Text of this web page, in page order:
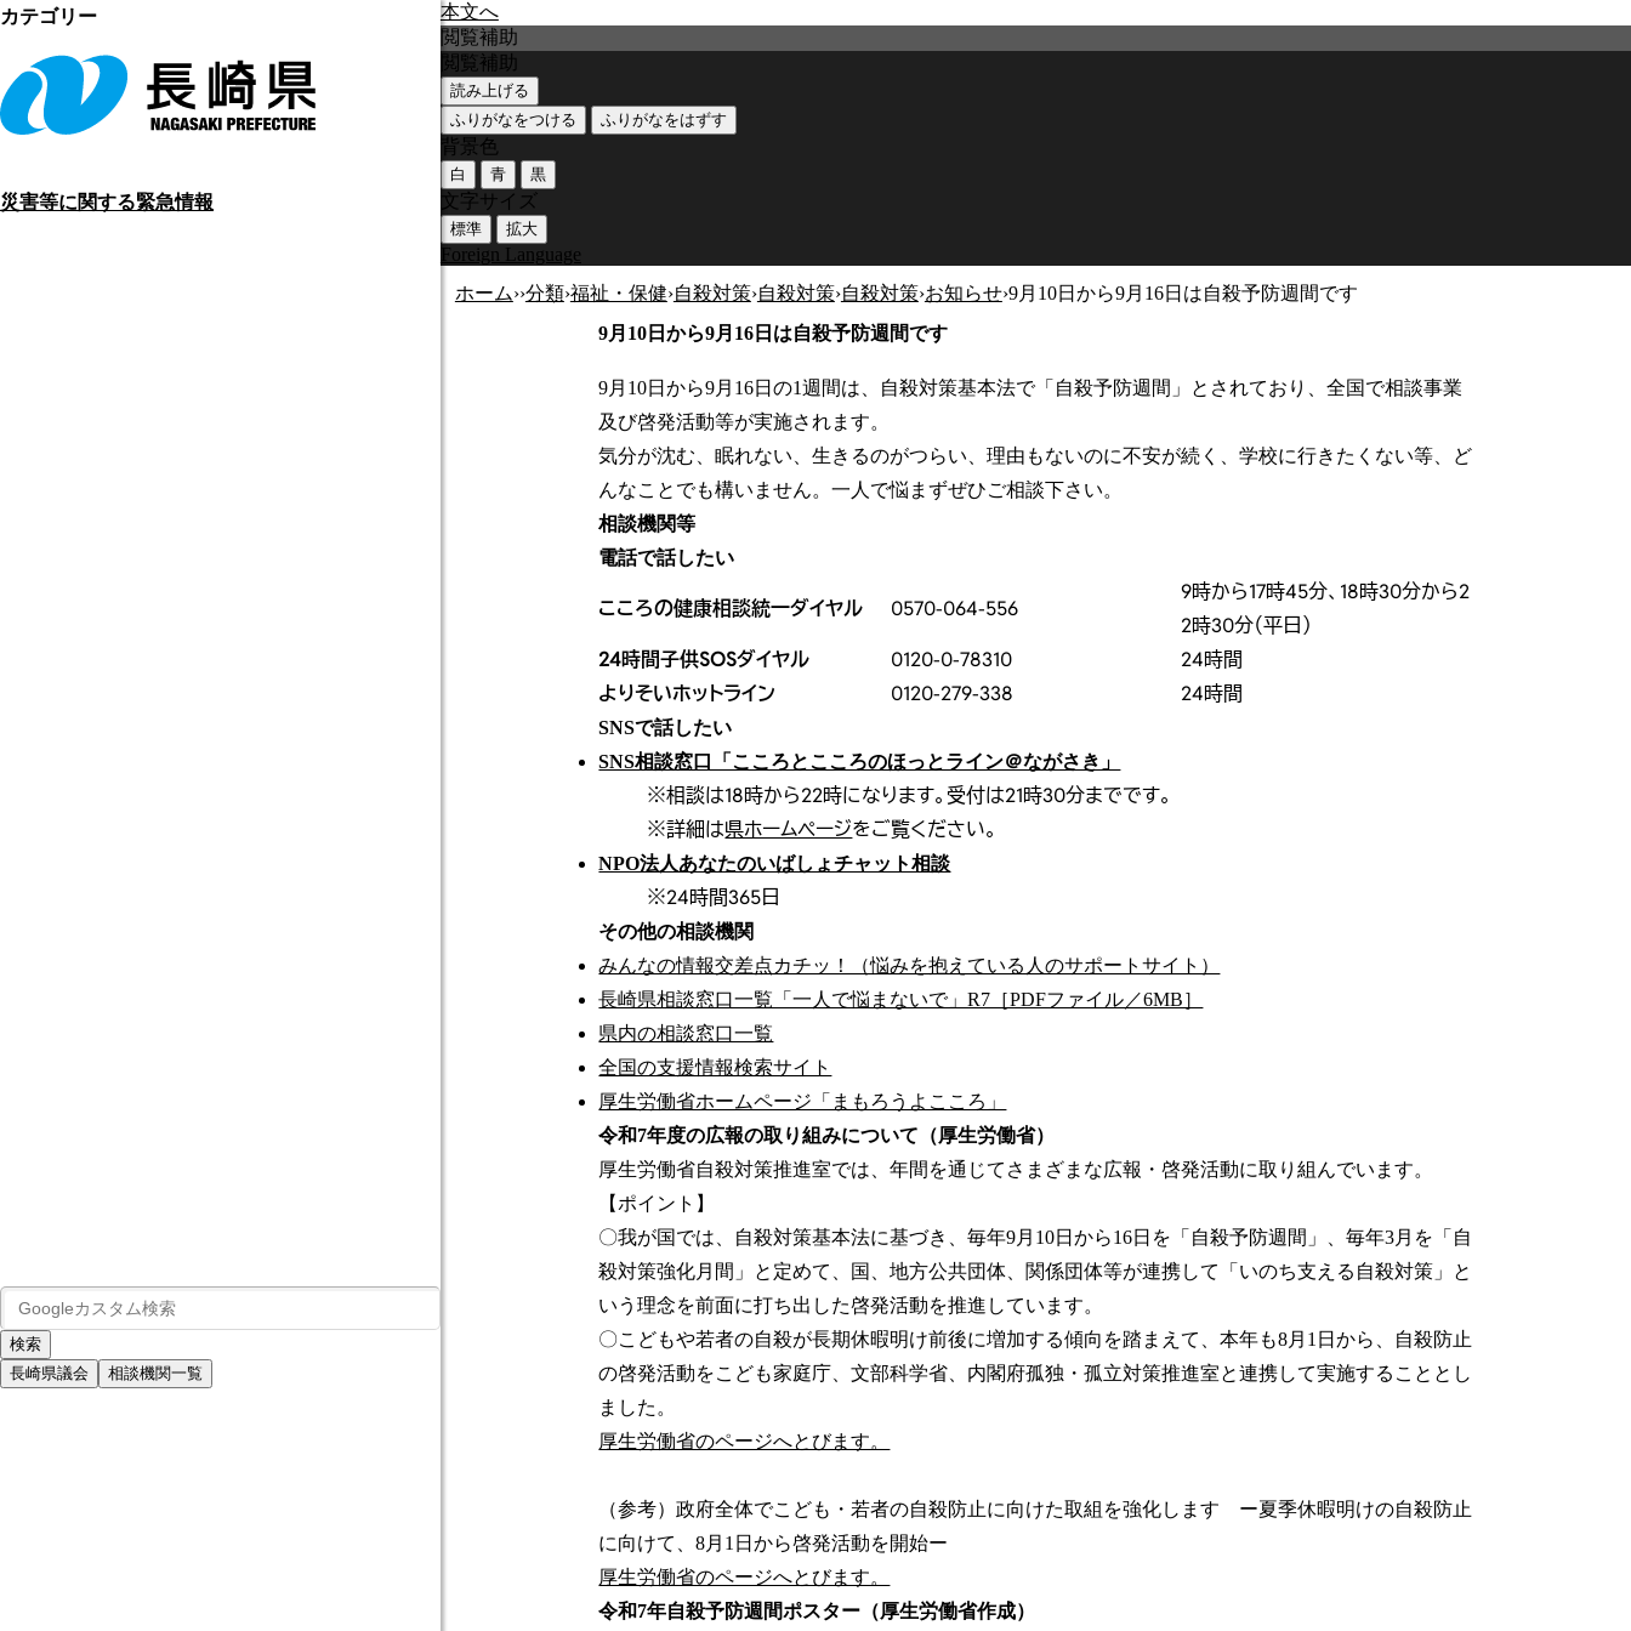
本文へ
災害等に関する緊急情報
長崎県議会 相談機関一覧
閲覧補助
閲覧補助
読み上げる
ふりがなをつける
ふりがなをはずす
背景色
白 青 黒
文字サイズ
標準 拡大
Foreign Language
ホーム››分類›福祉・保健›自殺対策›自殺対策›自殺対策›お知らせ›9月10日から9月16日は自殺予防週間です
9月10日から9月16日は自殺予防週間です
9月10日から9月16日の1週間は、自殺対策基本法で「自殺予防週間」とされており、全国で相談事業
及び啓発活動等が実施されます。
気分が沈む、眠れない、生きるのがつらい、理由もないのに不安が続く、学校に行きたくない等、ど
んなことでも構いません。一人で悩まずぜひご相談下さい。
相談機関等
電話で話したい
こころの健康相談統一ダイヤル 0570-064-556
9時から17時45分、18時30分から2
2時30分（平日）
24時間子供SOSダイヤル
0120-0-78310
24時間
よりそいホットライン
0120-279-338 24時間
SNSで話したい
SNS相談窓口「こころとこころのほっとライン＠ながさき」
※相談は18時から22時になります。受付は21時30分までです。
※詳細は県ホームページをご覧ください。
NPO法人あなたのいばしょチャット相談
※24時間365日
その他の相談機関
みんなの情報交差点カチッ！（悩みを抱えている人のサポートサイト）
長崎県相談窓口一覧「一人で悩まないで」R7［PDFファイル／6MB］
県内の相談窓口一覧
全国の支援情報検索サイト
厚生労働省ホームページ「まもろうよこころ」
令和7年度の広報の取り組みについて（厚生労働省）
厚生労働省自殺対策推進室では、年間を通じてさまざまな広報・啓発活動に取り組んでいます。
【ポイント】
〇我が国では、自殺対策基本法に基づき、毎年9月10日から16日を「自殺予防週間」、毎年3月を「自
殺対策強化月間」と定めて、国、地方公共団体、関係団体等が連携して「いのち支える自殺対策」と
いう理念を前面に打ち出した啓発活動を推進しています。
〇こどもや若者の自殺が長期休暇明け前後に増加する傾向を踏まえて、本年も8月1日から、自殺防止
の啓発活動をこども家庭庁、文部科学省、内閣府孤独・孤立対策推進室と連携して実施することとし
ました。
厚生労働省のページへとびます。
（参考）政府全体でこども・若者の自殺防止に向けた取組を強化します ー夏季休暇明けの自殺防止
に向けて、8月1日から啓発活動を開始ー
厚生労働省のページへとびます。
令和7年自殺予防週間ポスター（厚生労働省作成）
カテゴリー